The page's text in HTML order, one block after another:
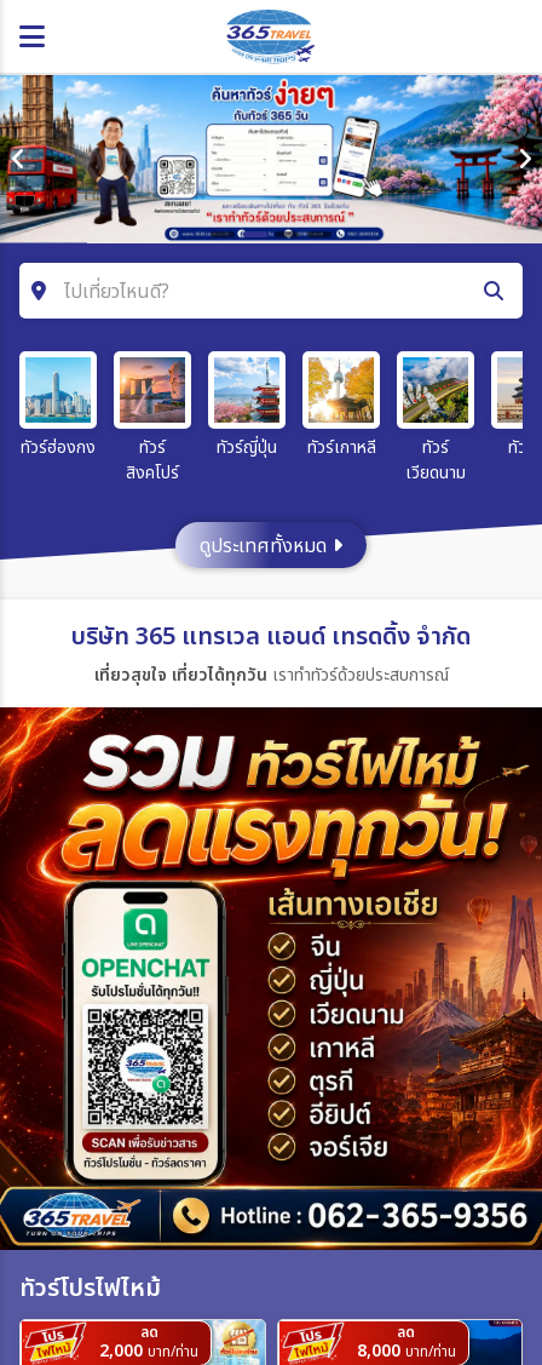
ไปเที่ยวไหนดี?
ค้นหาโปรแกรมทัวร์
คำค้นหา
สายการบิน
ตั้งแต่วันที่
ถึงวันที่
เฉพาะเดือน
เฉพาะเทศกาล
ระหว่าง
ค้นหา
ทัวร์ฮ่องกง
ทัวร์
สิงคโปร์
ทัวร์ญี่ปุ่น ทัวร์เกาหลี
ทัวร์
เวียดนาม
ทัวร์
ดูประเทศทั้งหมด
บริษัท 365 แทรเวล แอนด์ เทรดดิ้ง จำกัด
เที่ยวสุขใจ เที่ยวได้ทุกวัน เราทำทัวร์ด้วยประสบการณ์
ทัวร์โปรไฟไหม้
ลด
2,000 บาท/ท่าน
ลด
8,000 บาท/ท่าน